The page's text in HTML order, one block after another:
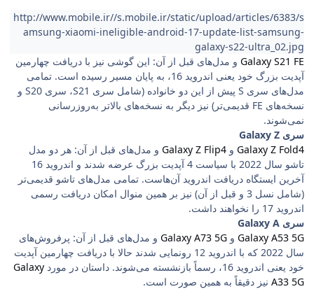
http://www.mobile.ir//s.mobile.ir/static/upload/articles/6383/s
amsung-xiaomi-ineligible-android-17-update-list-samsung-
galaxy-s22-ultra_02.jpg
Galaxy S21 FE و مدل‌های قبل از آن: این گوشی نیز با دریافت چهارمین
آپدیت بزرگ خود یعنی اندروید 16، به پایان مسیر رسیده است. تمامی
مدل‌های سری S پیش از این دو خانواده (شامل سری S21، سری S20 و
نسخه‌های FE قدیمی‌تر) نیز دیگر به نسخه‌های بالاتر به‌روزرسانی
نمی‌شوند.
سری Galaxy Z
Galaxy Z Fold4 و Galaxy Z Flip4 و مدل‌های قبل از آن: هر دو مدل
تاشو سال 2022 با سیاست 4 آپدیت بزرگ عرضه شدند و اندروید 16
آخرین ایستگاه دریافت اندروید آن‌هاست. تمامی مدل‌های تاشو قدیمی‌تر
(شامل نسل 3 و قبل از آن) نیز بر همین منوال امکان دریافت رسمی
اندروید 17 را نخواهند داشت.
سری Galaxy A
Galaxy A53 5G و Galaxy A73 5G و مدل‌های قبل از آن: پرفروش‌های
سال 2022 که با اندروید 12 رونمایی شدند حالا با دریافت چهارمین آپدیت
خود یعنی اندروید 16، رسماً بازنشسته می‌شوند. داستان در مورد
Galaxy
A33 5G نیز دقیقاً به همین صورت است.